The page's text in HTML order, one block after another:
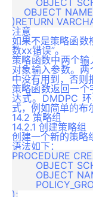
    OBJECT_NAME		IN		VARCHAR2	// 对象名。仅支持表或视图
注意
如果不是策略函数
数xx错误”。
策略函数中两个
对象输入参数。
中没有用到，否则
策略函数返回一个
达式。DMDPC
式，例如简单的布
14.2 策略组
14.2.1 创建策略组
创建一个新的策略
语法如下：
PROCEDURE